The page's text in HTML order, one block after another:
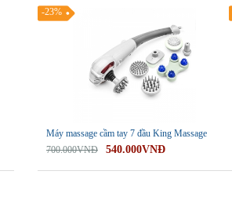
Máy massage cầm tay 7 đầu King Massage
700.000VNĐ
540.000VNĐ
-23%